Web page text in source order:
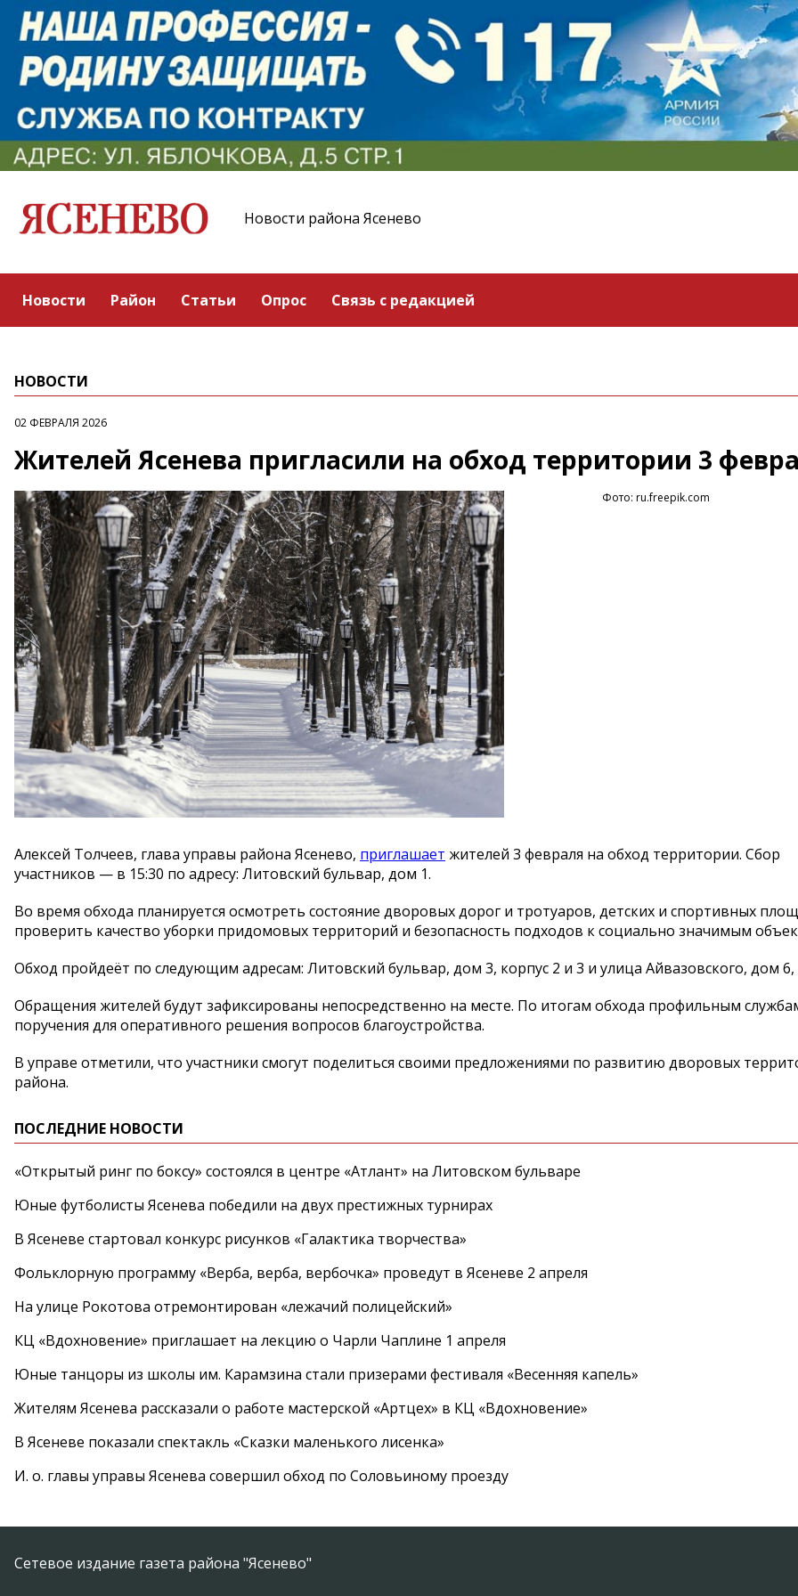
Новости района Ясенево
Новости Район Статьи Опрос Связь с редакцией
НОВОСТИ
02 ФЕВРАЛЯ 2026
Жителей Ясенева пригласили на обход территории 3
Фото: ru.freepik.com
Алексей Толчеев, глава управы района Ясенево, приглашает жителей 3 февраля на обход территории. Сбор
участников — в 15:30 по адресу: Литовский бульвар, дом 1.
Во время обхода планируется осмотреть состояние дворовых дорог и тротуаров, детских и спортивных
проверить качество уборки придомовых территорий и безопасность подходов к социально значимым
Обход пройдеёт по следующим адресам: Литовский бульвар, дом 3, корпус 2 и 3 и улица Айвазовского, дом 6,
Обращения жителей будут зафиксированы непосредственно на месте. По итогам обхода профильным
поручения для оперативного решения вопросов благоустройства.
В управе отметили, что участники смогут поделиться своими предложениями по развитию дворовых
района.
ПОСЛЕДНИЕ НОВОСТИ
«Открытый ринг по боксу» состоялся в центре «Атлант» на Литовском бульваре
Юные футболисты Ясенева победили на двух престижных турнирах
В Ясеневе стартовал конкурс рисунков «Галактика творчества»
Фольклорную программу «Верба, верба, вербочка» проведут в Ясеневе 2 апреля
На улице Рокотова отремонтирован «лежачий полицейский»
КЦ «Вдохновение» приглашает на лекцию о Чарли Чаплине 1 апреля
Юные танцоры из школы им. Карамзина стали призерами фестиваля «Весенняя капель»
Жителям Ясенева рассказали о работе мастерской «Артцех» в КЦ «Вдохновение»
В Ясеневе показали спектакль «Сказки маленького лисенка»
И. о. главы управы Ясенева совершил обход по Соловьиному проезду
Сетевое издание газета района "Ясенево"